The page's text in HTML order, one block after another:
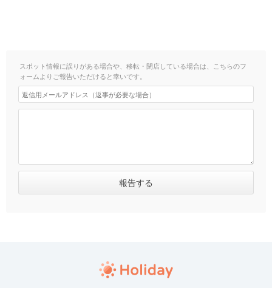
スポット情報に誤りがある場合や、移転・閉店している場合は、こちらのフ
ォームよりご報告いただけると幸いです。